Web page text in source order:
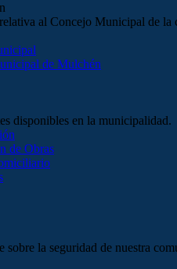
al Concejo Municipal de la
de Mulchén
disponibles en la municipalidad.
de Obras
sobre la seguridad de nuestra